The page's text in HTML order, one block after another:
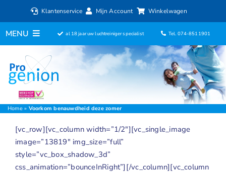
inhoud
Klantenservice Mijn Account Winkelwagen
MENU
Home
Luchtreinigers
Filters
Luchtbevochtigers
Ventilatoren
al 18 jaar uw luchtreiniger specialist Tel. 074-8511901
Home» Voorkom benauwdheid deze zomer
[vc_row][vc_column width=”1/2″][vc_single_image
image=”13819″ img_size=”full”
style=”vc_box_shadow_3d”
css_animation=”bounceInRight”][/vc_column][vc_column